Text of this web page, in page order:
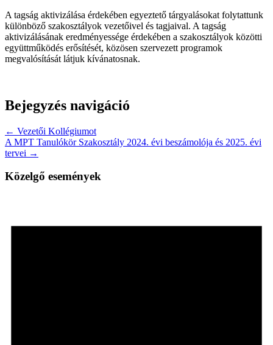
A tagság aktivizálása érdekében egyeztető tárgyalásokat folytattunk
különböző szakosztályok vezetőivel és tagjaival. A tagság
aktivizálásának eredményessége érdekében a szakosztályok közötti
együttműködés erősítését, közösen szervezett programok
megvalósítását látjuk kívánatosnak.
Bejegyzés navigáció
← Vezetői Kollégiumot
A MPT Tanulókör Szakosztály 2024. évi beszámolója és 2025. évi
tervei →
Közelgő események